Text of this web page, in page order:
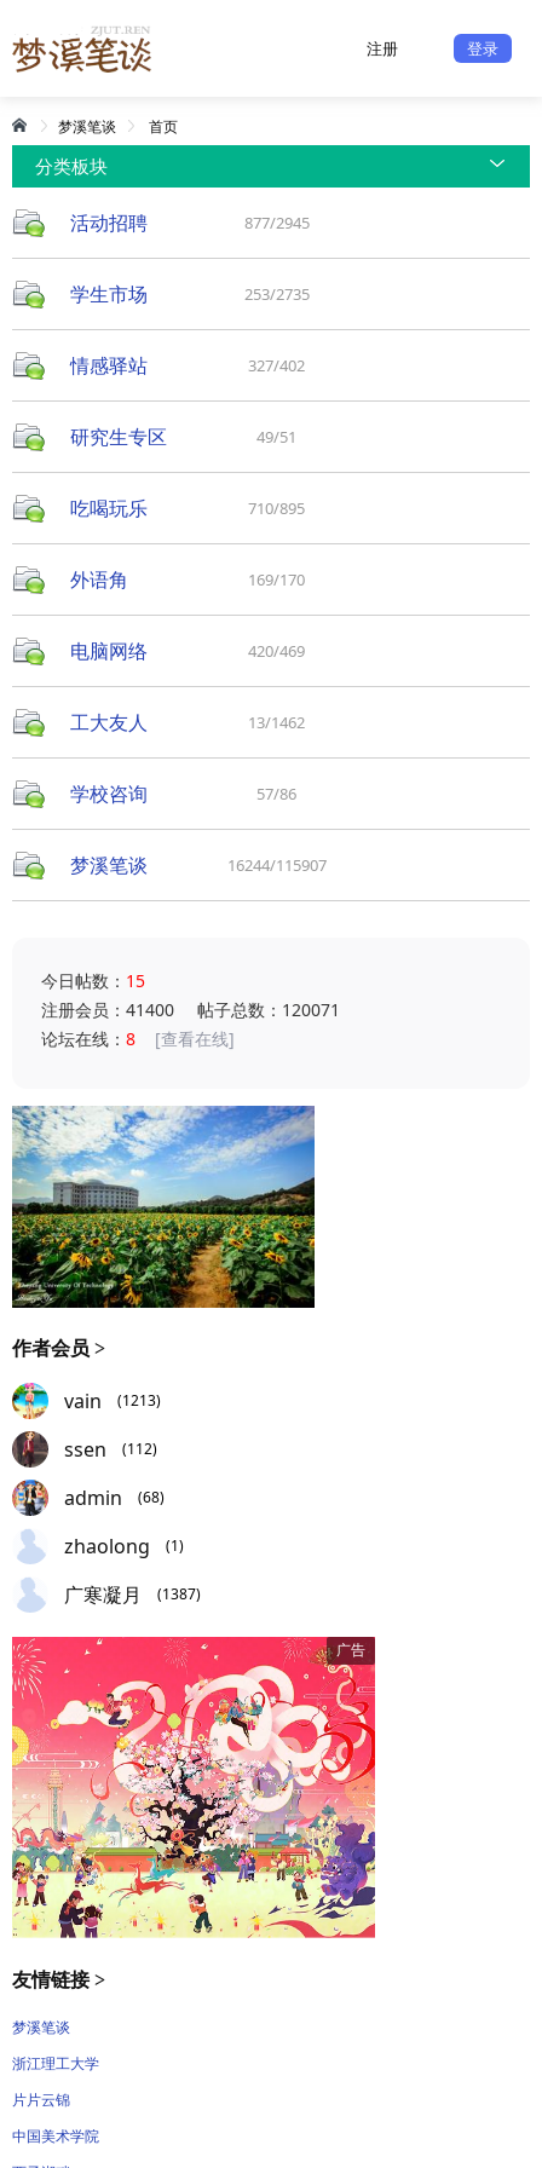
注册 登录
梦溪笔谈 首页
分类板块
活动招聘 877/2945
学生市场 253/2735
情感驿站 327/402
研究生专区 49/51
吃喝玩乐 710/895
外语角 169/170
电脑网络 420/469
工大友人 13/1462
学校咨询 57/86
梦溪笔谈 16244/115907
今日帖数： 15
注册会员：41400
帖子总数：120071
论坛在线： 8 [查看在线]
作者会员 >
vain (1213)
ssen (112)
admin (68)
zhaolong (1)
广寒凝月 (1387)
友情链接 >
梦溪笔谈
浙江理工大学
片片云锦
中国美术学院